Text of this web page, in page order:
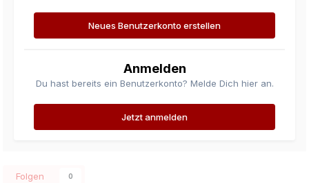
Neues Benutzerkonto erstellen
Anmelden
Du hast bereits ein Benutzerkonto? Melde Dich hier an.
Jetzt anmelden
Folgen 0